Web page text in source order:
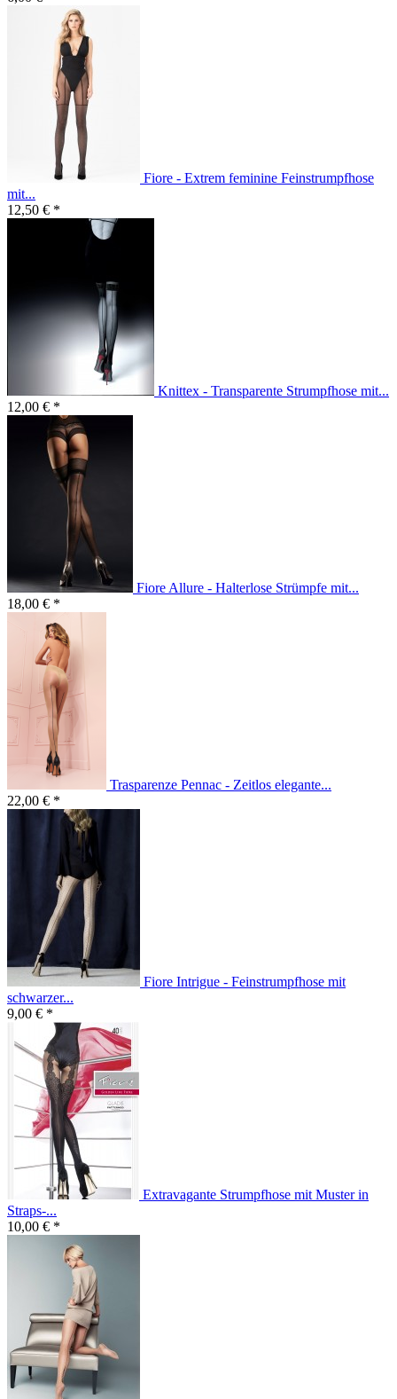
Fiore - Extrem feminine Feinstrumpfhose
mit...
12,50 € *
Knittex - Transparente Strumpfhose mit...
12,00 € *
Fiore Allure - Halterlose Strümpfe mit...
18,00 € *
Trasparenze Pennac - Zeitlos elegante...
22,00 € *
Fiore Intrigue - Feinstrumpfhose mit
schwarzer...
9,00 € *
Extravagante Strumpfhose mit Muster in
Straps-...
10,00 € *